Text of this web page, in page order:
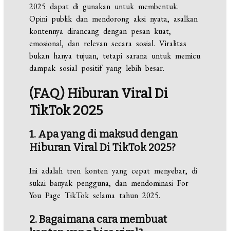
2025 dapat di gunakan untuk membentuk.
Opini publik dan mendorong aksi nyata, asalkan
kontennya dirancang dengan pesan kuat,
emosional, dan relevan secara sosial. Viralitas
bukan hanya tujuan, tetapi sarana untuk memicu
dampak sosial positif yang lebih besar.
(FAQ) Hiburan Viral Di
TikTok 2025
1. Apa yang di maksud dengan
Hiburan Viral Di TikTok 2025?
Ini adalah tren konten yang cepat menyebar, di
sukai banyak pengguna, dan mendominasi For
You Page TikTok selama tahun 2025.
2. Bagaimana cara membuat